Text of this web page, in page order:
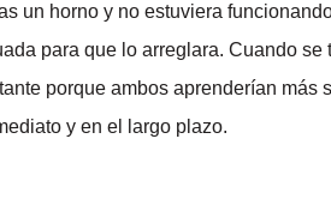
un horno y no estuviera
para que lo arreglara. Cuando
porque ambos aprenderían más
y en el largo plazo.